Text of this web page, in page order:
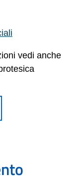
vedi anche